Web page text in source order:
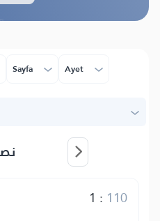
Sayfa Ayet
1 : 110